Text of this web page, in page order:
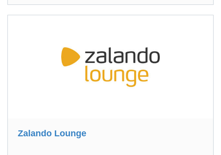
Zalando Lounge